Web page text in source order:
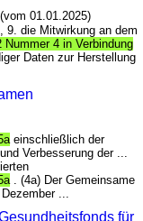
(vom 01.01.2025)
9. die Mitwirkung an dem
4 in Verbindung
Daten zur Herstellung
einschließlich der
Verbesserung der ...
. (4a) Der Gemeinsame
...
für